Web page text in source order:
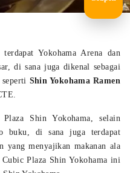
Yokohama Arena dan
di sana juga dikenal sebagai
Shin Yokohama Ramen
Shin Yokohama, selain
buku, di sana juga terdapat
yang menyajikan makanan ala
Plaza Shin Yokohama ini